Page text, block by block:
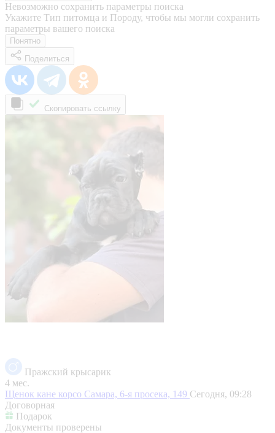
Невозможно сохранить параметры поиска
Укажите Тип питомца и Породу, чтобы мы могли сохранить
параметры вашего поиска
Понятно
Поделиться
Скопировать ссылку
Пражский крысарик
4 мес.
Щенок кане корсо Самара, 6-я просека, 149 Сегодня, 09:28
Договорная
Подарок
Документы проверены